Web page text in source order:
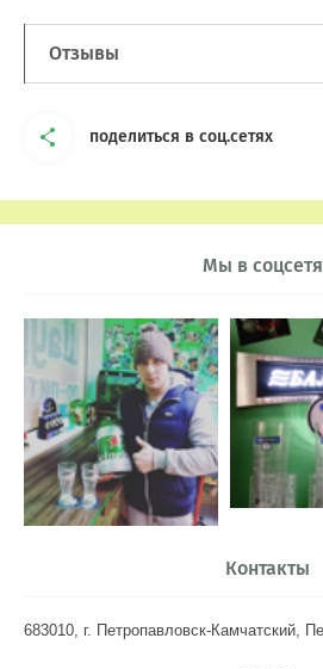
Отзывы
поделиться в соц.сетях
Мы в
Контакты
683010, г. Петропавловск-Камчатский,